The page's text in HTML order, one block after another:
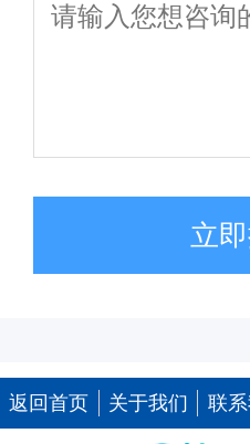
立
返回首页 关于我们 联